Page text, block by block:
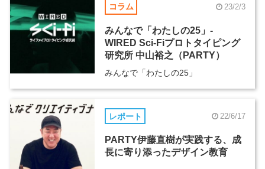
コラム 23/2/3
みんなで「わたしの25」-
WIRED Sci-Fiプロトタイピング
研究所 中山裕之（PARTY）
みんなで「わたしの25」
レポート 22/6/17
PARTY伊藤直樹が実践する、成
長に寄り添ったデザイン教育